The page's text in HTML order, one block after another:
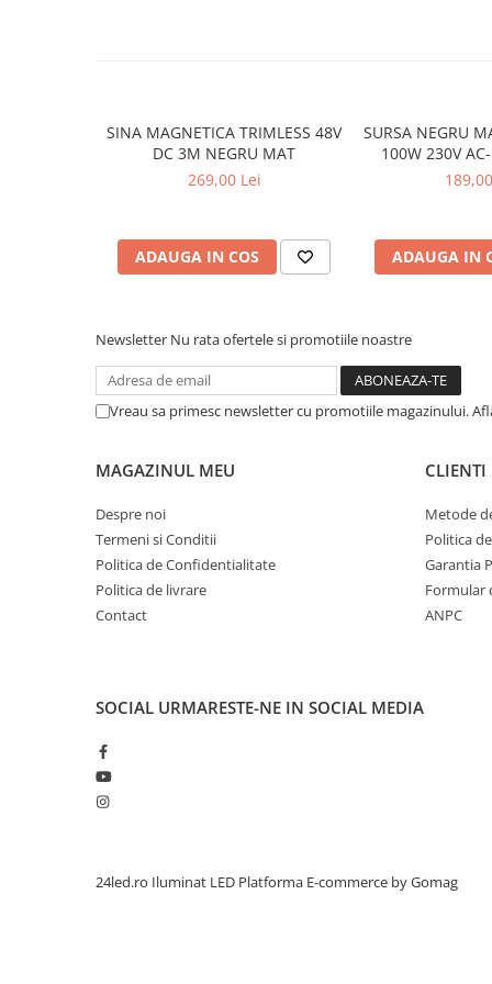
SINA MAGNETICA TRIMLESS 48V
DC 3M NEGRU MAT
269,00 Lei
ADAUGA IN COS
SURSA NEGRU
100W 230V
2.1A 250 *
ADAUGA IN
Newsletter Nu rata ofertele si promotiile noastre
Vreau sa primesc newsletter cu promotiile magazinului.
MAGAZINUL MEU
Despre noi
Termeni si Conditii
Politica de Confidentialitate
Politica de livrare
Contact
CLIENTI
Metode
Politica
Garantia
Formular
ANPC
SOCIAL URMARESTE-NE IN SOCIAL MEDIA
24led.ro Iluminat LED Platforma E-commerce by Gomag